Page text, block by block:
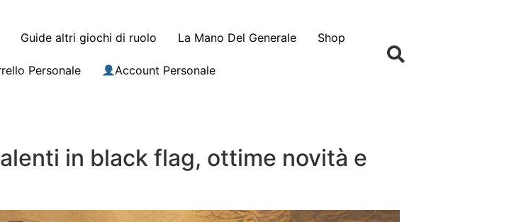
Guide altri giochi di ruolo La Mano Del Generale Shop
Personale Account Personale
in black flag, ottime novità e